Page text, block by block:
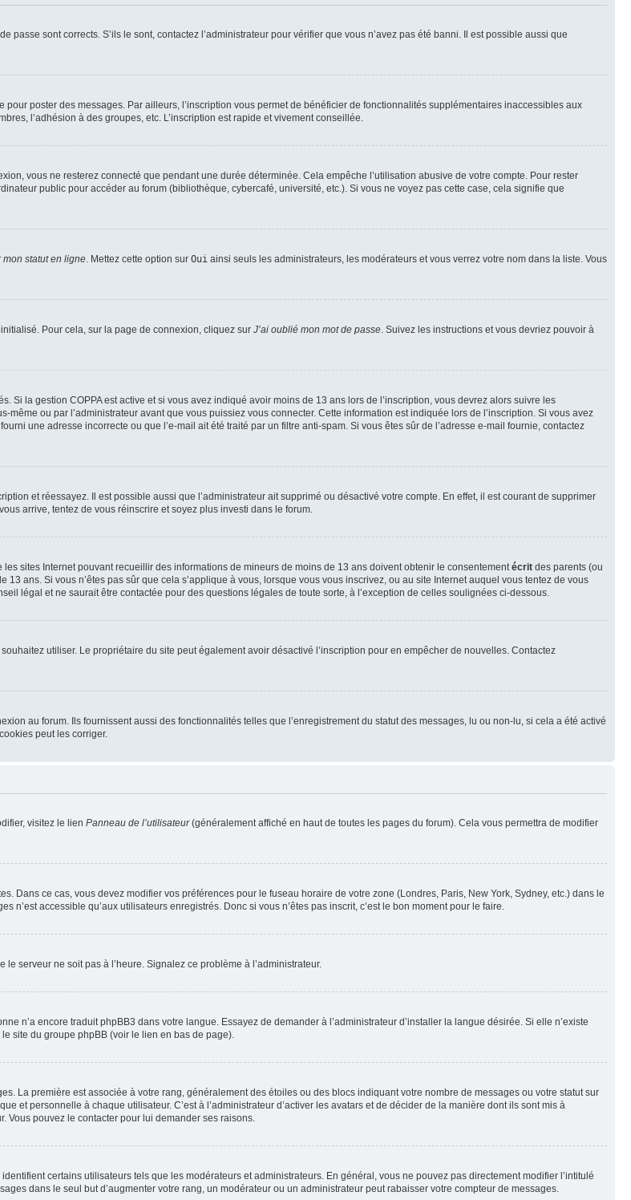
sont corrects. S’ils le sont, contactez l’administrateur pour vérifier que vous n’avez pas été banni. Il est possible aussi que
poster des messages. Par ailleurs, l’inscription vous permet de bénéficier de fonctionnalités supplémentaires inaccessibles aux
l’adhésion à des groupes, etc. L’inscription est rapide et vivement conseillée.
vous ne resterez connecté que pendant une durée déterminée. Cela empêche l’utilisation abusive de votre compte. Pour rester
public pour accéder au forum (bibliothèque, cybercafé, université, etc.). Si vous ne voyez pas cette case, cela signifie que
mon statut en ligne. Mettez cette option sur Oui ainsi seuls les administrateurs, les modérateurs et vous verrez votre nom dans la liste. Vous
Pour cela, sur la page de connexion, cliquez sur J’ai oublié mon mot de passe. Suivez les instructions et vous devriez pouvoir à
Si la gestion COPPA est active et si vous avez indiqué avoir moins de 13 ans lors de l’inscription, vous devrez alors suivre les
ou par l’administrateur avant que vous puissiez vous connecter. Cette information est indiquée lors de l’inscription. Si vous avez
une adresse incorrecte ou que l’e-mail ait été traité par un filtre anti-spam. Si vous êtes sûr de l’adresse e-mail fournie, contactez
et réessayez. Il est possible aussi que l’administrateur ait supprimé ou désactivé votre compte. En effet, il est courant de supprimer
arrive, tentez de vous réinscrire et soyez plus investi dans le forum.
sites Internet pouvant recueillir des informations de mineurs de moins de 13 ans doivent obtenir le consentementécrit des parents (ou
ans. Si vous n’êtes pas sûr que cela s’applique à vous, lorsque vous vous inscrivez, ou au site Internet auquel vous tentez de vous
légal et ne saurait être contactée pour des questions légales de toute sorte, à l’exception de celles soulignées ci-dessous.
utiliser. Le propriétaire du site peut également avoir désactivé l’inscription pour en empêcher de nouvelles. Contactez
au forum. Ils fournissent aussi des fonctionnalités telles que l’enregistrement du statut des messages, lu ou non-lu, si cela a été activé
peut les corriger.
visitez le lien Panneau de l’utilisateur(généralement affiché en haut de toutes les pages du forum). Cela vous permettra de modifier
Dans ce cas, vous devez modifier vos préférences pour le fuseau horaire de votre zone (Londres, Paris, New York, Sydney, etc.) dans le
accessible qu’aux utilisateurs enregistrés. Donc si vous n’êtes pas inscrit, c’est le bon moment pour le faire.
serveur ne soit pas à l’heure. Signalez ce problème à l’administrateur.
n’a encore traduit phpBB3 dans votre langue. Essayez de demander à l’administrateur d’installer la langue désirée. Si elle n’existe
site du groupe phpBB (voir le lien en bas de page).
La première est associée à votre rang, généralement des étoiles ou des blocs indiquant votre nombre de messages ou votre statut sur
et personnelle à chaque utilisateur. C’est à l’administrateur d’activer les avatars et de décider de la manière dont ils sont mis à
Vous pouvez le contacter pour lui demander ses raisons.
certains utilisateurs tels que les modérateurs et administrateurs. En général, vous ne pouvez pas directement modifier l’intitulé
dans le seul but d’augmenter votre rang, un modérateur ou un administrateur peut rabaisser votre compteur de messages.